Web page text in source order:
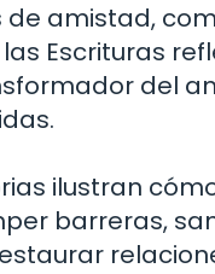
de amistad,
Escrituras
del
ilustran
barreras,